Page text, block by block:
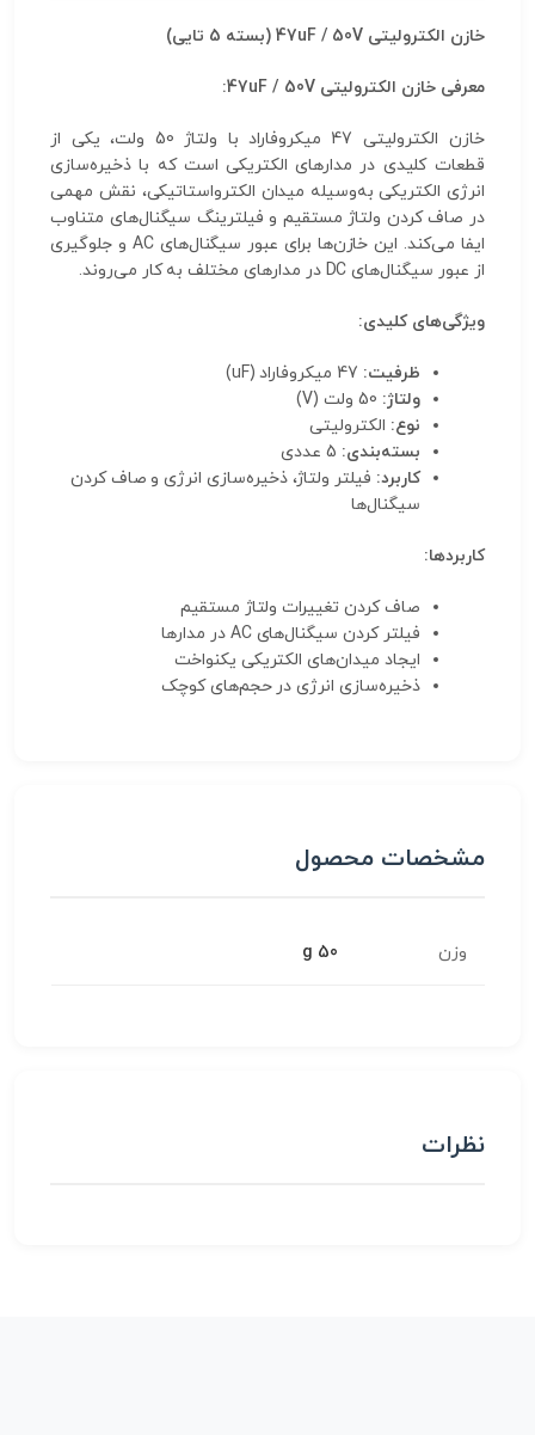
خازن الکترولیتی 47uF / 50V (بسته 5 تایی)
معرفی خازن الکترولیتی 47uF / 50V:
خازن الکترولیتی 47 میکروفاراد با ولتاژ 50 ولت، یکی از
قطعات کلیدی در مدارهای الکتریکی است که با ذخیره‌سازی
انرژی الکتریکی به‌وسیله میدان الکترواستاتیکی، نقش مهمی
در صاف کردن ولتاژ مستقیم و فیلترینگ سیگنال‌های متناوب
ایفا می‌کند. این خازن‌ها برای عبور سیگنال‌های AC و جلوگیری
از عبور سیگنال‌های DC در مدارهای مختلف به کار می‌روند.
ویژگی‌های کلیدی:
ظرفیت:
ولتاژ:
نوع: الکترولیتی
بسته‌بندی:
کاربرد: فیلتر ولتاژ، ذخیره‌سازی انرژی و صاف کردن
سیگنال‌ها
کاربردها:
صاف کردن تغییرات ولتاژ مستقیم
فیلتر کردن سیگنال‌های AC در مدارها
ایجاد میدان‌های الکتریکی یکنواخت
ذخیره‌سازی انرژی در حجم‌های کوچک
مشخصات محصول
وزن 50 g
نظرات